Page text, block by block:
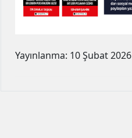
Yayınlanma: 10 Şubat 2026